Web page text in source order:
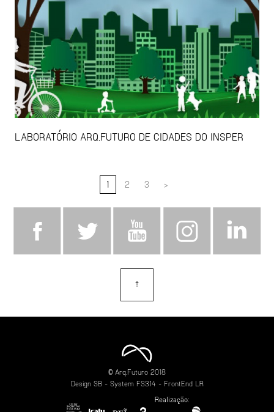
LABORATÓRIO ARQ.FUTURO DE CIDADES DO INSPER
1 2 3 >
⇡
© Arq.Futuro 2018
Design SB- System FS314 - FrontEnd LR